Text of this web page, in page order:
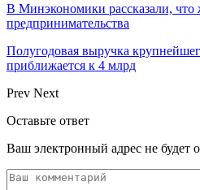
В Минэкономики рассказали,
предпринимательства
Полугодовая выручка
приближается к 4 млрд
Prev Next
Оставьте ответ
Ваш электронный адрес не будет